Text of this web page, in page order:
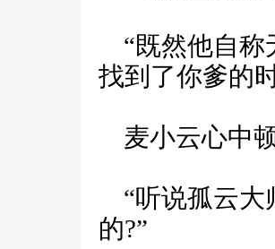
“既然他自称
找到了你爹的
麦小云心中
“听说孤云大
的?”